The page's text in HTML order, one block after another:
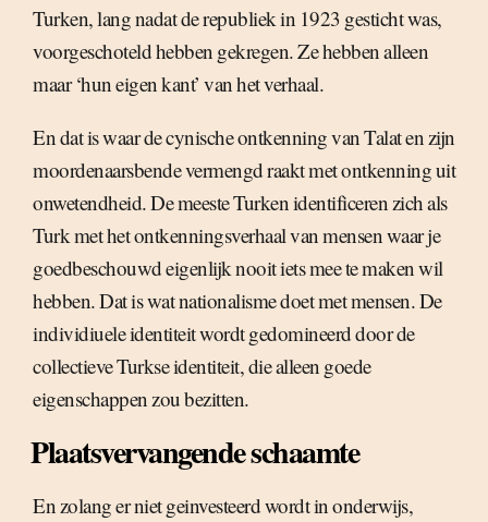
Turken, lang nadat de republiek in 1923 gesticht was,
voorgeschoteld hebben gekregen. Ze hebben alleen
maar ‘hun eigen kant’ van het verhaal.
En dat is waar de cynische ontkenning van Talat en zijn
moordenaarsbende vermengd raakt met ontkenning uit
onwetendheid. De meeste Turken identificeren zich als
Turk met het ontkenningsverhaal van mensen waar je
goedbeschouwd eigenlijk nooit iets mee te maken wil
hebben. Dat is wat nationalisme doet met mensen. De
individiuele identiteit wordt gedomineerd door de
collectieve Turkse identiteit, die alleen goede
eigenschappen zou bezitten.
Plaatsvervangende schaamte
En zolang er niet geinvesteerd wordt in onderwijs,